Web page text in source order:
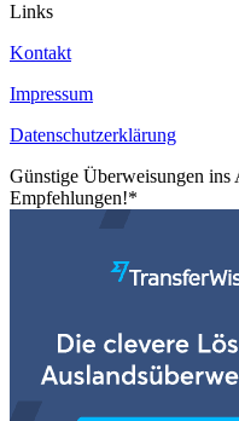
Links
Kontakt
Impressum
Datenschutzerklärung
Günstige Überweisungen
Empfehlungen!*